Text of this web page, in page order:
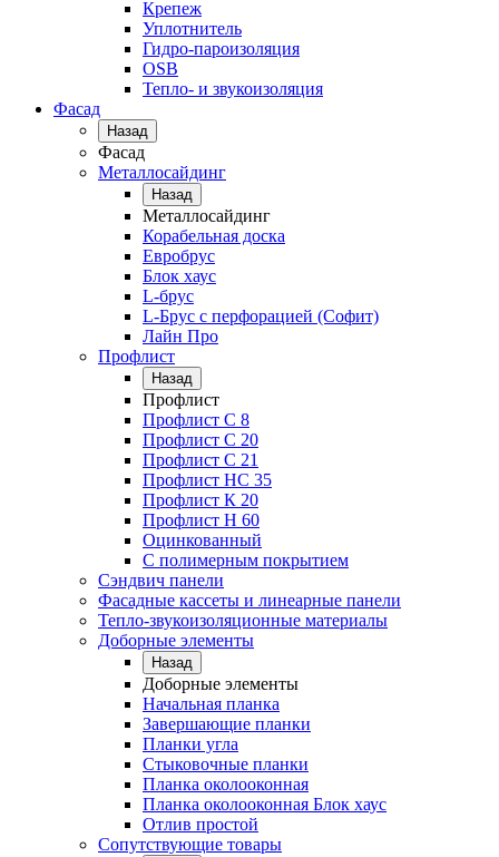
Крепеж
Уплотнитель
Гидро-пароизоляция
OSB
Тепло- и звукоизоляция
Фасад
Назад
Фасад
Металлосайдинг
Назад
Металлосайдинг
Корабельная доска
Евробрус
Блок хаус
L-брус
L-Брус с перфорацией (Софит)
Лайн Про
Профлист
Назад
Профлист
Профлист С 8
Профлист С 20
Профлист C 21
Профлист НС 35
Профлист К 20
Профлист Н 60
Оцинкованный
С полимерным покрытием
Сэндвич панели
Фасадные кассеты и линеарные панели
Тепло-звукоизоляционные материалы
Доборные элементы
Назад
Доборные элементы
Начальная планка
Завершающие планки
Планки угла
Стыковочные планки
Планка околооконная
Планка околооконная Блок хаус
Отлив простой
Сопутствующие товары